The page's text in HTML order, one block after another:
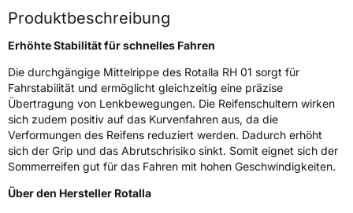
VerstärktXL
EU Label
EffizienzC
NasshaftungB
Rollgeräusch (Klasse)A
Produktbeschreibung
Erhöhte Stabilität für schnelles Fahren
Die durchgängige Mittelrippe des Rotalla RH 01 sorgt für
Fahrstabilität und ermöglicht gleichzeitig eine präzise
Übertragung von Lenkbewegungen. Die Reifenschultern wirken
sich zudem positiv auf das Kurvenfahren aus, da die
Verformungen des Reifens reduziert werden. Dadurch erhöht
sich der Grip und das Abrutschrisiko sinkt. Somit eignet sich der
Sommerreifen gut für das Fahren mit hohen Geschwindigkeiten.
Über den Hersteller Rotalla